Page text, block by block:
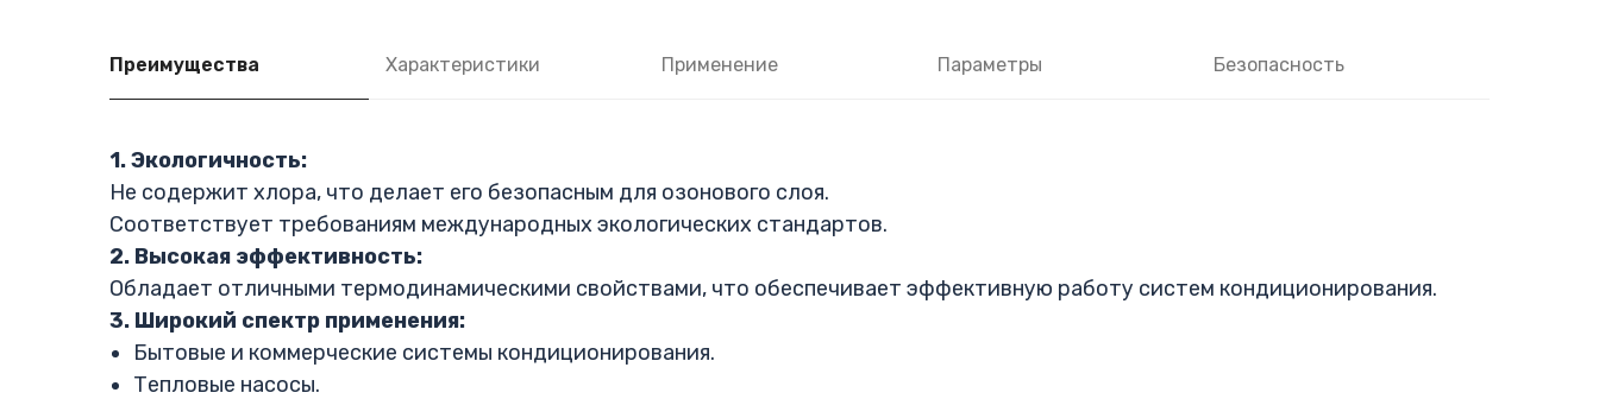
Преимущества Характеристики Применение Параметры Безопасность
1. Экологичность:
Не содержит хлора, что делает его безопасным для озонового слоя.
Соответствует требованиям международных экологических стандартов.
2. Высокая эффективность:
Обладает отличными термодинамическими свойствами, что обеспечивает эффективную работу систем кондиционирования.
3. Широкий спектр применения:
Бытовые и коммерческие системы кондиционирования.
Тепловые насосы.